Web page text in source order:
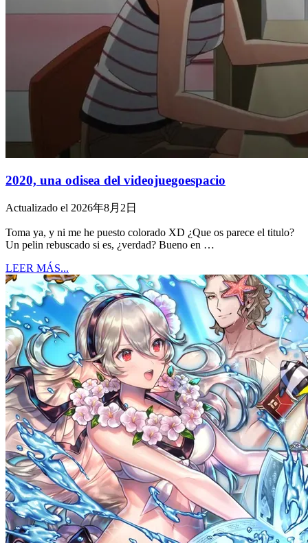
2020, una odisea del videojuegoespacio
Actualizado el 2026年8月2日
Toma ya, y ni me he puesto colorado XD ¿Que os parece el titulo?
Un pelin rebuscado si es, ¿verdad? Bueno en …
LEER MÁS...